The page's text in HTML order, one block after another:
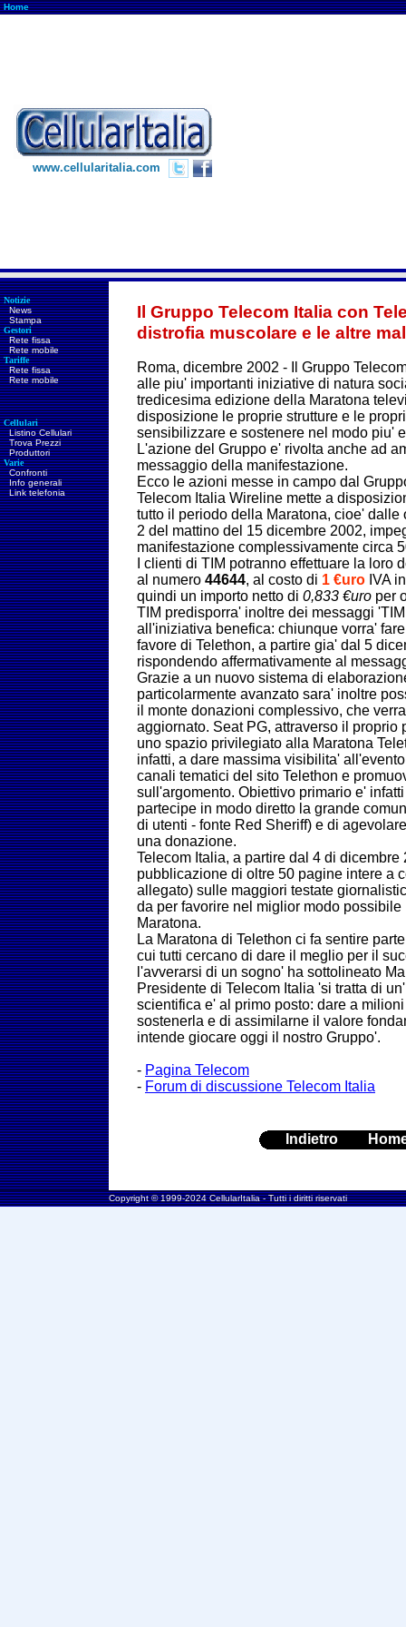
Home
www.cellularitalia.com
Notizie
News
Stampa
Gestori
Rete fissa
Rete mobile
Tariffe
Rete fissa
Rete mobile
Cellulari
Listino Cellulari
Trova Prezzi
Produttori
Varie
Confronti
Info generali
Link telefonia
Il Gruppo Telecom Italia con
distrofia muscolare e le altre
Roma, dicembre 2002 - Il Gruppo
alle piu' importanti iniziative di natura
tredicesima edizione della Maratona
disposizione le proprie strutture e le
sensibilizzare e sostenere nel modo piu'
L'azione del Gruppo e' rivolta anche ad
messaggio della manifestazione.
Ecco le azioni messe in campo dal
Telecom Italia Wireline mette a
tutto il periodo della Maratona, cioe'
2 del mattino del 15 dicembre 2002,
manifestazione complessivamente circa
I clienti di TIM potranno effettuare la loro
al numero 44644, al costo di 1 €uro IVA
quindi un importo netto di 0,833 €uro per
TIM predisporra' inoltre dei messaggi
all'iniziativa benefica: chiunque vorra'
favore di Telethon, a partire gia' dal 5
rispondendo affermativamente al
Grazie a un nuovo sistema di
particolarmente avanzato sara' inoltre
il monte donazioni complessivo, che
aggiornato. Seat PG, attraverso il proprio
uno spazio privilegiato alla Maratona
infatti, a dare massima visibilita'
canali tematici del sito Telethon e
sull'argomento. Obiettivo primario e'
partecipe in modo diretto la grande
di utenti - fonte Red Sheriff) e di
una donazione.
Telecom Italia, a partire dal 4 di
pubblicazione di oltre 50 pagine intere a
allegato) sulle maggiori testate
da per favorire nel miglior modo
Maratona.
La Maratona di Telethon ci fa sentire
cui tutti cercano di dare il meglio per il
l'avverarsi di un sogno' ha sottolineato
Presidente di Telecom Italia 'si tratta di
scientifica e' al primo posto: dare a
sostenerla e di assimilarne il valore
intende giocare oggi il nostro Gruppo'.
- Pagina Telecom
- Forum di discussione Telecom Italia
Indietro
Copyright © 1999-2024 CellularItalia - Tutti i diritti riservati